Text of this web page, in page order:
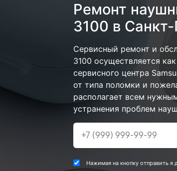
Ремонт
3100 в
Сервисный ремонт и
3100 осуществляется
сервисного центра
от типа поломки и
располагает всем
устранения проблем
Нажимая на кнопку отправить я